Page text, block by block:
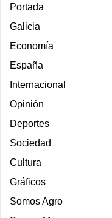
Portada
Galicia
Economía
España
Internacional
Opinión
Deportes
Sociedad
Cultura
Gráficos
Somos Agro